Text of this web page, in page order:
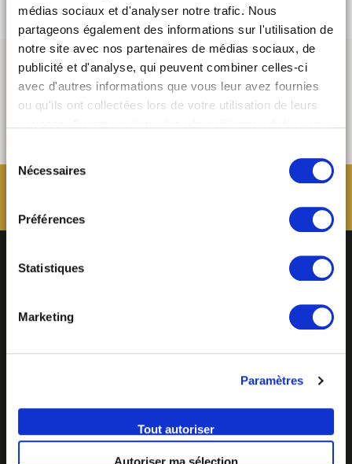
médias sociaux et d'analyser notre trafic. Nous
partageons également des informations sur l'utilisation de
notre site avec nos partenaires de médias sociaux, de
publicité et d'analyse, qui peuvent combiner celles-ci
avec d'autres informations que vous leur avez fournies
ou qu'ils ont collectées lors de votre utilisation de leurs
cliquant sur « tout autoriser » ; vous refusez ce dépôt de
cookies (sauf cookies nécessaires) en cliquant sur « tout
paramétrer vos choix en fonction de la finalité des
autoriser ma sélection ». Vous pouvez retirer votre
consentement à tout moment via notre outil de
relative aux cookies sous l’onglet « mentions légales ».
Nécessaires
Préférences
Statistiques
Marketing
Paramètres
Tout autoriser
MOB HOTEL se développe en un véritable mouvement